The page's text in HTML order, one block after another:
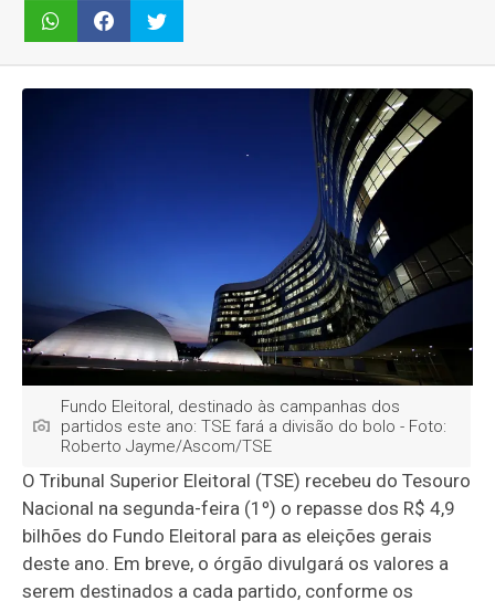
Fundo Eleitoral, destinado às campanhas dos
partidos este ano: TSE fará a divisão do bolo - Foto:
Roberto Jayme/Ascom/TSE
O Tribunal Superior Eleitoral (TSE) recebeu do Tesouro
Nacional na segunda-feira (1º) o repasse dos R$ 4,9
bilhões do Fundo Eleitoral para as eleições gerais
deste ano. Em breve, o órgão divulgará os valores a
serem destinados a cada partido, conforme os